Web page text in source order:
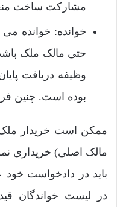
مشارکت ساخت
خوانده: خوانده می
حتی مالک ملک
وظیفه دریافت
بوده است. چنین
ممکن است خریدار
مالک اصلی) خریداری
باید در دادخواست خود
در لیست خواندگان